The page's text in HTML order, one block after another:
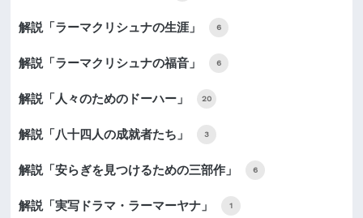
解説「ラーマクリシュナの生涯」 6
解説「ラーマクリシュナの福音」 6
解説「人々のためのドーハー」 20
解説「八十四人の成就者たち」 3
解説「安らぎを見つけるための三部作」 6
解説「実写ドラマ・ラーマーヤナ」 1